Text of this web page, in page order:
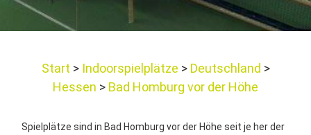
Start Indoorspielplätze
Deutschland
Hessen
Bad Homburg vor der Höhe
Spielplätze sind in Bad Homburg vor der Höhe seit je her der